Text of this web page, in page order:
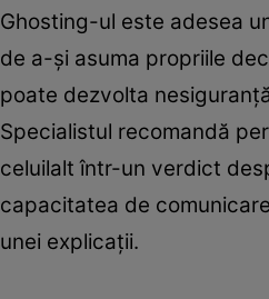
Ghosting-ul este adesea
de a-și asuma propriile
poate dezvolta
Specialistul recomandă
celuilalt într-un verdict
capacitatea de
unei explicații.